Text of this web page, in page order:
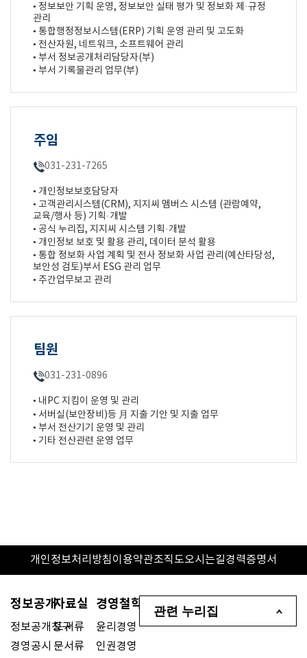
• 정보보안 기획 운영, 정보보안 실태 평가 및 정보화 제·규정
관리
• 통합행정정보시스템(ERP) 기획 운영 관리 및 고도화
• 전산자원, 네트워크, 소프트웨어 관리
• 부서 정보공개처리담당자(부)
• 부서 기록물관리 업무(부)
주임
031-231-7265
• 개인정보보호담당자
• 고객관리시스템(CRM), 지지씨 멤버스 시스템 (관람예약,
교육/행사 등) 기획·개발
• 공식 누리집, 지지씨 시스템 기획·개발
• 개인정보 보호 및 활용 관리, 데이터 분석 활용
• 통합 정보화 사업 계획 및 전사 정보화 사업 관리(예산타당성,
보안성 검토)부서 ESG 관리 업무
• 주간업무보고 관리
팀원
031-231-0896
• 내PC 지킴이 운영 및 관리
• 서버실(보안장비)등 月 지출 기안 및 지출 업무
• 부서 전산기기 운영 및 관리
• 기타 전산관련 운영 업무
개인정보처리방침이용약관조직도오시는길경력증명서
정보공개
정보공개청구
경영공시
자료실
도서류
문서류
경영철학
윤리경영
인권경영
관련 누리집